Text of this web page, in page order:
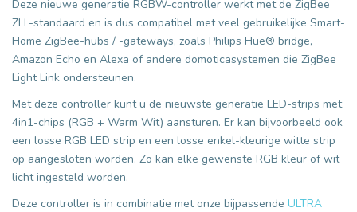
Deze nieuwe generatie RGBW-controller werkt met de ZigBee
ZLL-standaard en is dus compatibel met veel gebruikelijke Smart-
Home ZigBee-hubs / -gateways, zoals Philips Hue® bridge,
Amazon Echo en Alexa of andere domoticasystemen die ZigBee
Light Link ondersteunen.
Met deze controller kunt u de nieuwste generatie LED-strips met
4in1-chips (RGB + Warm Wit) aansturen. Er kan bijvoorbeeld ook
een losse RGB LED strip en een losse enkel-kleurige witte strip
op aangesloten worden. Zo kan elke gewenste RGB kleur of wit
licht ingesteld worden.
Deze controller is in combinatie met onze bijpassende ULTRA